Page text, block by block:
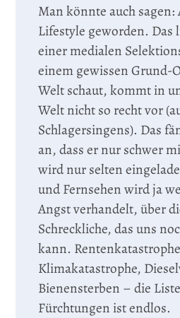
Man könnte auch
Lifestyle geworden. Das
einer medialen
einem gewissen Grund-
Welt schaut, kommt in
Welt nicht so recht vor
Schlagersingens). Das
an, dass er nur schwer
wird nur selten
und Fernsehen wird ja
Angst verhandelt, über
Schreckliche, das uns
kann.
Klimakatastrophe,
Bienensterben – die
Fürchtungen ist endlos.